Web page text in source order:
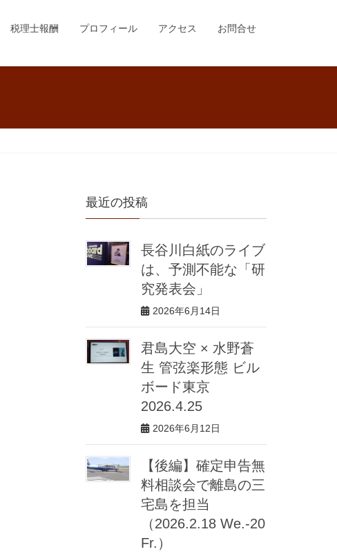
税理士報酬 プロフィール アクセス お問合せ
最近の投稿
長谷川白紙のライブ
は、予測不能な「研
究発表会」
2026年6月14日
君島大空 × 水野蒼
生 管弦楽形態 ビル
ボード東京
2026.4.25
2026年6月12日
【後編】確定申告無
料相談会で離島の三
宅島を担当
（2026.2.18 We.-20
Fr.）